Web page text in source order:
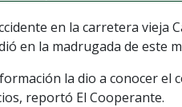
en la carretera vieja
en la madrugada de este
la dio a conocer el
reportó El Cooperante.